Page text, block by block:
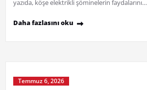
yazıda, köşe elektrikli şöminelerin faydalarını…
Daha fazlasını oku
Temmuz 6, 2026